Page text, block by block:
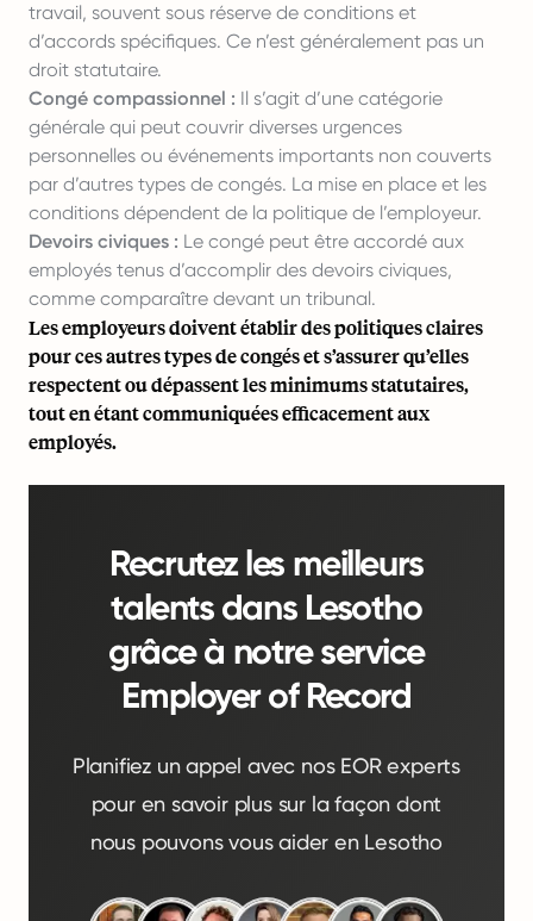
travail, souvent sous réserve de conditions et
d’accords spécifiques. Ce n’est généralement pas un
droit statutaire.
Congé compassionnel : Il s’agit d’une catégorie
générale qui peut couvrir diverses urgences
personnelles ou événements importants non couverts
par d’autres types de congés. La mise en place et les
conditions dépendent de la politique de l’employeur.
Devoirs civiques : Le congé peut être accordé aux
employés tenus d’accomplir des devoirs civiques,
comme comparaître devant un tribunal.
Les employeurs doivent établir des politiques claires
pour ces autres types de congés et s’assurer qu’elles
respectent ou dépassent les minimums statutaires,
tout en étant communiquées efficacement aux
employés.
Recrutez les meilleurs
talents dans Lesotho
grâce à notre service
Employer of Record
Planifiez un appel avec nos EOR experts
pour en savoir plus sur la façon dont
nous pouvons vous aider en Lesotho